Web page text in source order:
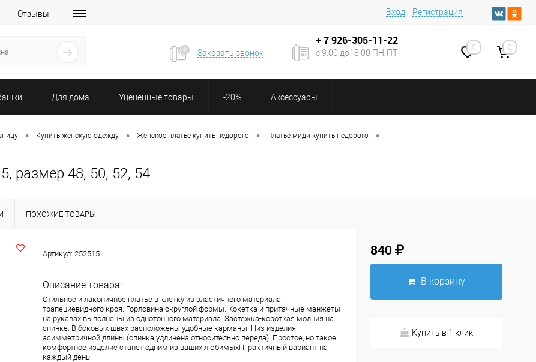
Отзывы Вход Регистрация
Заказать звонок
+ 7926-305-11-22
с 9:00 до18:00 ПН-ПТ
0 0
Для дома Уценённые товары -20% Аксессуары
• Купить женскую одежду • Женское платье купить недорого • Платье миди купить недорого •
размер 48, 50, 52, 54
ПОХОЖИЕ ТОВАРЫ
Артикул: 252515
Описание товара:
Стильное и лаконичное платье в клетку из эластичного материала
трапециевидного кроя. Горловина округлой формы. Кокетка и притачные манжеты
на рукавах выполнены из однотонного материала. Застёжка-короткая молния на
спинке. В боковых швах расположены удобные карманы. Низ изделия
асимметричной длины (спинка удлинена относительно переда). Простое, но такое
комфортное изделие станет одним из ваших любимых! Практичный вариант на
каждый день!
840
В корзину
Купить в 1 клик